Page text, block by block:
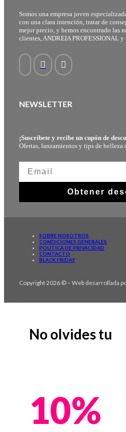
Somos una empresa joven
con una clara intención, tratar de
mejor precio, y hemos encontrado las
clientes, ANDREIA PROFESSIONAL
NEWSLETTER
¡Suscríbete y recibe un cupón de
Ofertas, lanzamientos y tips de belleza
Obtener
SOBRE NOSOTROS
CONDICIONES GENERALES
POLÍTICA DE PRIVACIDAD
CONTACTO
BLACK FRIDAY
Copyright 2026 © – Web desarrollada
No olvides tu
10%